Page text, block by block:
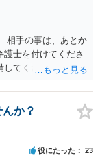
相手の事は、あとか
士を付けてくださ
してください。
か？
役にたった 23